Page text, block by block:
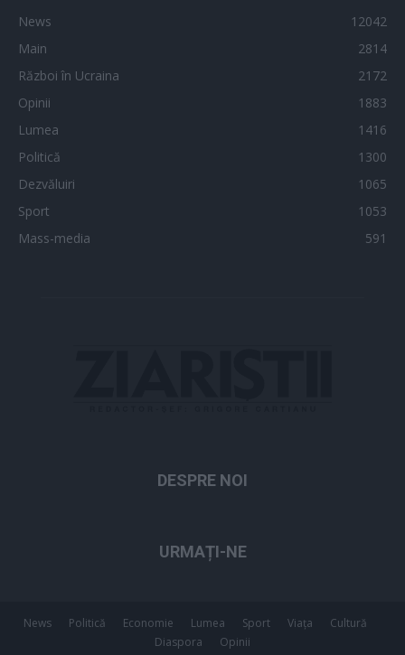
News
12042
Main
2814
Război în Ucraina
2172
Opinii
1883
Lumea
1416
Politică
1300
Dezvăluiri
1065
Sport
1053
Mass-media
591
DESPRE NOI
URMAȚI-NE
News Politică Economie Lumea Sport Viața
Cultură
Diaspora
Opinii